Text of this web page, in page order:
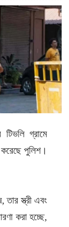
টিভলি গ্রামে
পুলিশ।
স্ত্রী এবং
করা হচ্ছে,